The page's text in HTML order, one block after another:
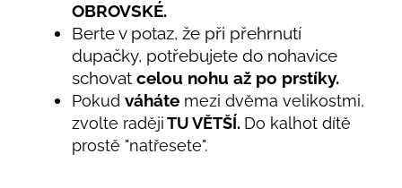
OBROVSKÉ.
Berte v potaz, že při přehrnutí
dupačky, potřebujete do nohavice
schovat celou nohu až po prstíky.
Pokud váháte mezi dvěma velikostmi,
zvolte radějiTU VĚTŠÍ. Do kalhot dítě
prostě "natřesete".